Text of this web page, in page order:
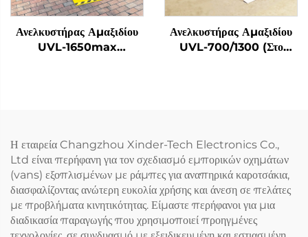
Ανελκυστήρας Αμαξιδίου
UVL-1650max
Ανελκυστήρας Αμαξιδίου
UVL-700/1300 (Στο
Η εταιρεία Changzhou Xinder-Tech Electronics Co.,
Ltd είναι περήφανη για τον σχεδιασμό εμπορικών οχημάτων
(vans) εξοπλισμένων με ράμπες για αναπηρικά καροτσάκια,
διασφαλίζοντας ανώτερη ευκολία χρήσης και άνεση σε πελάτες
με προβλήματα κινητικότητας. Είμαστε περήφανοι για μια
διαδικασία παραγωγής που χρησιμοποιεί προηγμένες